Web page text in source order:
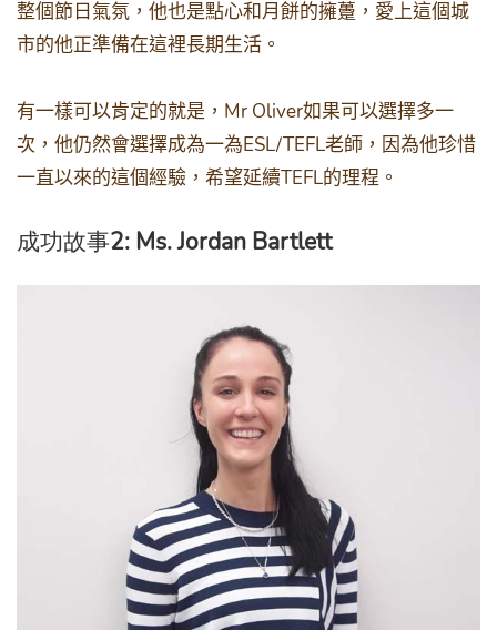
整個節日氣氛，他也是點心和月餅的擁躉，愛上這個城
市的他正準備在這裡長期生活。
有一樣可以肯定的就是， Mr Oliver如果可以選擇多一
次，他仍然會選擇成為一為ESL/TEFL老師，因為他珍惜
一直以來的這個經驗，希望延續TEFL的理程。
成功故事2: Ms. Jordan Bartlett